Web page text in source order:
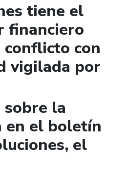
tiene el
financiero
con
vigilada por
sobre la
en el boletín
el